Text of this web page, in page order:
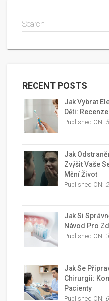
Search
RECENT POSTS
Jak Vybrat
Děti:
Published ON:
Jak
Zvýšit Vaše
Mění Život
Published ON:
Jak Si
Návod Pro
Published ON:
Jak Se
Chirurgii:
Pacienty
Published ON: